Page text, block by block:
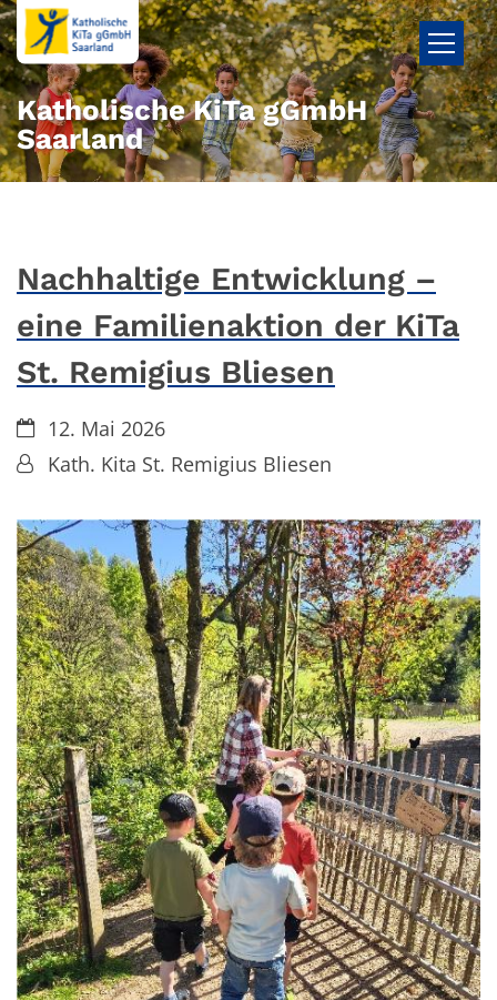
Zum Inhalt springen
Katholische KiTa gGmbH
Saarland
Nachhaltige Entwicklung –
eine Familienaktion der KiTa
St. Remigius Bliesen
Datum:12. Mai 2026
Von:Kath. Kita St. Remigius Bliesen